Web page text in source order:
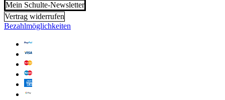
Mein Schulte-Newsletter
Vertrag widerrufen
Bezahlmöglichkeiten